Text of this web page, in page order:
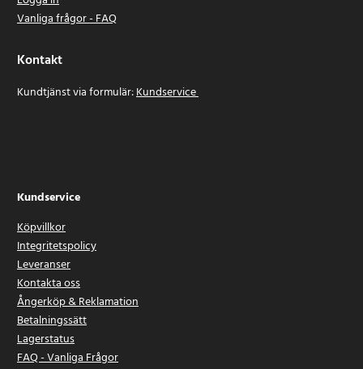
Vanliga frågor - FAQ
Kontakt
Kundtjänst via formulär:Kundservice
Kundservice
Köpvillkor
Integritetspolicy
Leveranser
Kontakta oss
Ångerköp & Reklamation
Betalningssätt
Lagerstatus
FAQ - Vanliga Frågor